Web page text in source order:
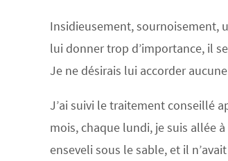
Insidieusement, sournoisement,
lui donner trop d’importance, il
Je ne désirais lui accorder
J’ai suivi le traitement conseillé
mois, chaque lundi, je suis allée
enseveli sous le sable, et il